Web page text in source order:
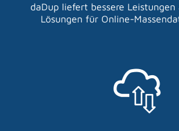
daDup liefert bessere
Lösungen für Online-